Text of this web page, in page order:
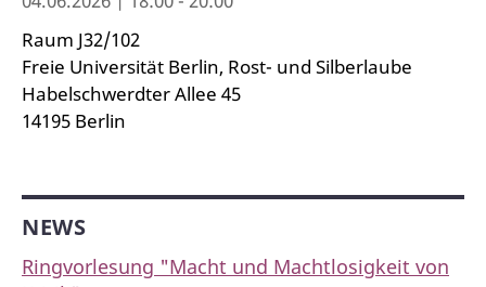
Raum J32/102
Freie Universität Berlin, Rost- und Silberlaube
Habelschwerdter Allee 45
14195 Berlin
NEWS
Ringvorlesung "Macht und Machtlosigkeit von